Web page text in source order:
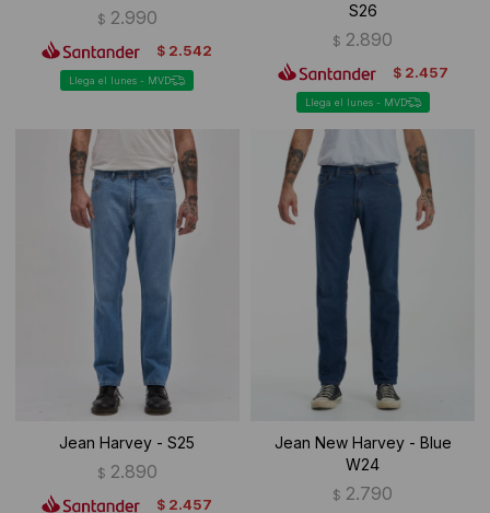
$ 2.990
$ 2.542
Llega el lunes - MVD
S26
$ 2.890
$ 2.457
Llega el lunes - MVD
Jean Harvey - S25
$ 2.890
$ 2.457
Jean New Harvey - Blue
W24
$ 2.790